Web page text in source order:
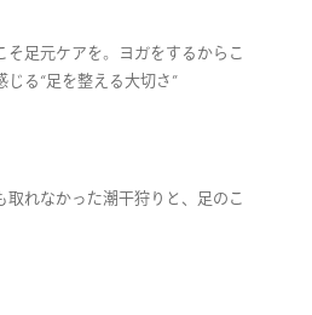
そ足元ケアを。ヨガをするからこ
じる“足を整える大切さ”
取れなかった潮干狩りと、足のこ